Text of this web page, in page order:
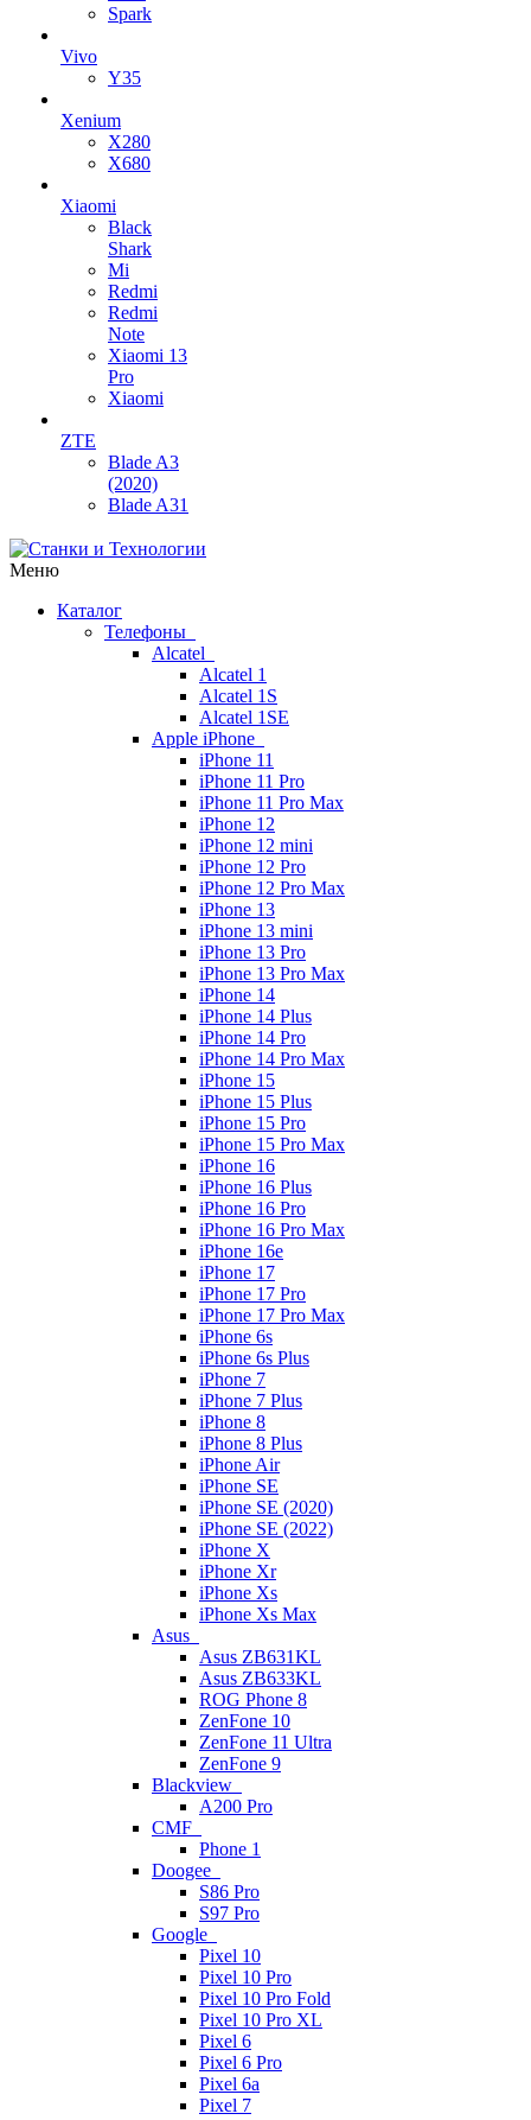
Spark
Vivo
Y35
Xenium
X280
X680
Xiaomi
Black
Shark
Mi
Redmi
Redmi
Note
Xiaomi 13
Pro
Xiaomi
ZTE
Blade A3
(2020)
Blade A31
Меню
Каталог
Телефоны
Alcatel
Alcatel 1
Alcatel 1S
Alcatel 1SE
Apple iPhone
iPhone 11
iPhone 11 Pro
iPhone 11 Pro Max
iPhone 12
iPhone 12 mini
iPhone 12 Pro
iPhone 12 Pro Max
iPhone 13
iPhone 13 mini
iPhone 13 Pro
iPhone 13 Pro Max
iPhone 14
iPhone 14 Plus
iPhone 14 Pro
iPhone 14 Pro Max
iPhone 15
iPhone 15 Plus
iPhone 15 Pro
iPhone 15 Pro Max
iPhone 16
iPhone 16 Plus
iPhone 16 Pro
iPhone 16 Pro Max
iPhone 16e
iPhone 17
iPhone 17 Pro
iPhone 17 Pro Max
iPhone 6s
iPhone 6s Plus
iPhone 7
iPhone 7 Plus
iPhone 8
iPhone 8 Plus
iPhone Air
iPhone SE
iPhone SE (2020)
iPhone SE (2022)
iPhone X
iPhone Xr
iPhone Xs
iPhone Xs Max
Asus
Asus ZB631KL
Asus ZB633KL
ROG Phone 8
ZenFone 10
ZenFone 11 Ultra
ZenFone 9
Blackview
A200 Pro
CMF
Phone 1
Doogee
S86 Pro
S97 Pro
Google
Pixel 10
Pixel 10 Pro
Pixel 10 Pro Fold
Pixel 10 Pro XL
Pixel 6
Pixel 6 Pro
Pixel 6a
Pixel 7